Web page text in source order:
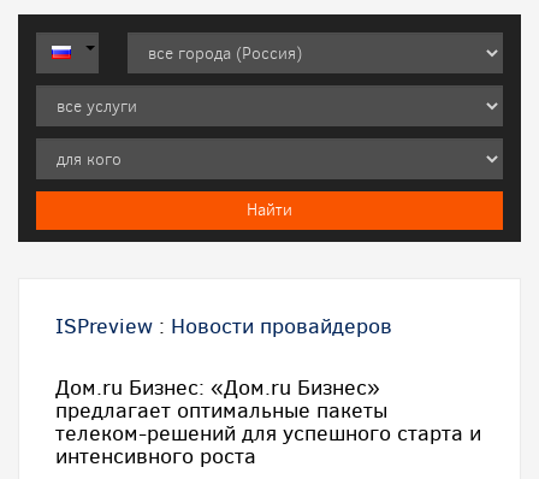
ISPreview : Новости провайдеров
Дом.ru Бизнес: «Дом.ru Бизнес»
предлагает оптимальные пакеты
телеком-решений для успешного старта и
интенсивного роста